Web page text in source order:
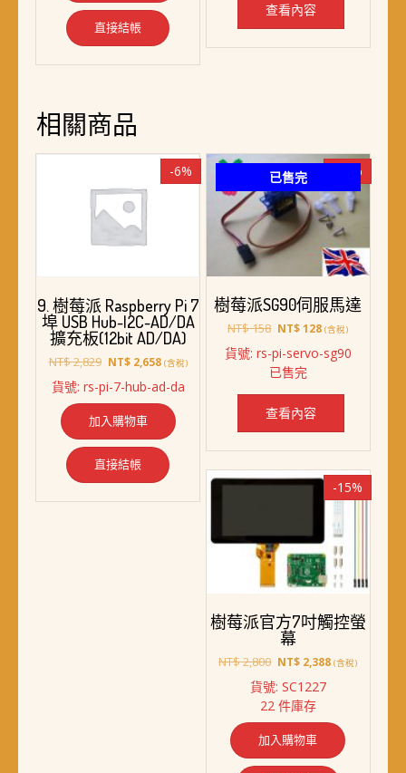
直接結帳
查看內容
相關商品
-6%
9. 樹莓派 Raspberry Pi 7
埠 USB Hub-I2C-AD/DA
擴充板(12bit AD/DA)
NT$2,829 原
價
NT$ 2,829。
NT$2,658目
價
格：
NT$ 2,658。
(含稅)
貨號: rs-pi-7-hub-ad-da
加入購物車
直接結帳
已售完 -19%
樹莓派SG90伺服馬達
NT$158 原
價
格：
NT$ 158。
NT$128目
價
NT$ 128。
(含稅)
貨號: rs-pi-servo-sg90
已售完
查看內容
-15%
樹莓派官方7吋觸控螢
幕
NT$2,800 原
價
格：
NT$ 2,800。
NT$ 2,388目
NT$ 2,388。
(含稅)
貨號: SC1227
22 件庫存
加入購物車